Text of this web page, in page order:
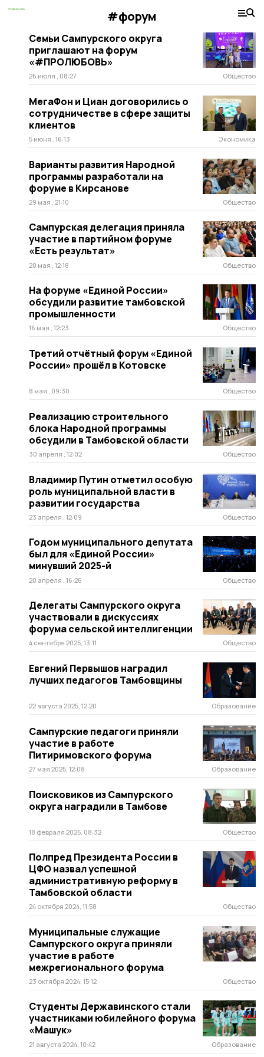
#форум
Семьи Сампурского округа
приглашают на форум
«#ПРOЛЮБОВЬ»
26 июля , 08:27 Общество
МегаФон и Циан договорились о
сотрудничестве в сфере защиты
клиентов
5 июня , 16:13 Экономика
Варианты развития Народной
программы разработали на
форуме в Кирсанове
29 мая , 21:10 Общество
Сампурская делегация приняла
участие в партийном форуме
«Есть результат»
28 мая , 12:18 Общество
На форуме «Единой России»
обсудили развитие тамбовской
промышленности
16 мая , 12:23 Общество
Третий отчётный форум «Единой
России» прошёл в Котовске
8 мая , 09:30 Общество
Реализацию строительного
блока Народной программы
обсудили в Тамбовской области
30 апреля , 12:02 Общество
Владимир Путин отметил особую
роль муниципальной власти в
развитии государства
23 апреля , 12:09 Общество
Годом муниципального депутата
был для «Единой России»
минувший 2025-й
20 апреля , 16:26 Общество
Делегаты Сампурского округа
участвовали в дискуссиях
форума сельской интеллигенции
4 сентября 2025, 13:11 Общество
Евгений Первышов наградил
лучших педагогов Тамбовщины
22 августа 2025, 12:20 Образование
Сампурские педагоги приняли
участие в работе
Питиримовского форума
27 мая 2025, 12:08 Образование
Поисковиков из Сампурского
округа наградили в Тамбове
18 февраля 2025, 08:32 Общество
Полпред Президента России в
ЦФО назвал успешной
административную реформу в
Тамбовской области
24 октября 2024, 11:58 Общество
Муниципальные служащие
Сампурского округа приняли
участие в работе
межрегионального форума
23 октября 2024, 15:12 Общество
Студенты Державинского стали
участниками юбилейного форума
«Машук»
21 августа 2024, 10:42 Образование